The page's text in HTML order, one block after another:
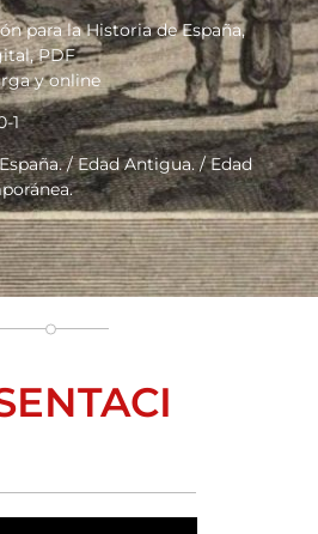
para la Historia de España,
PDF
y online
1
/ Edad Antigua. / Edad